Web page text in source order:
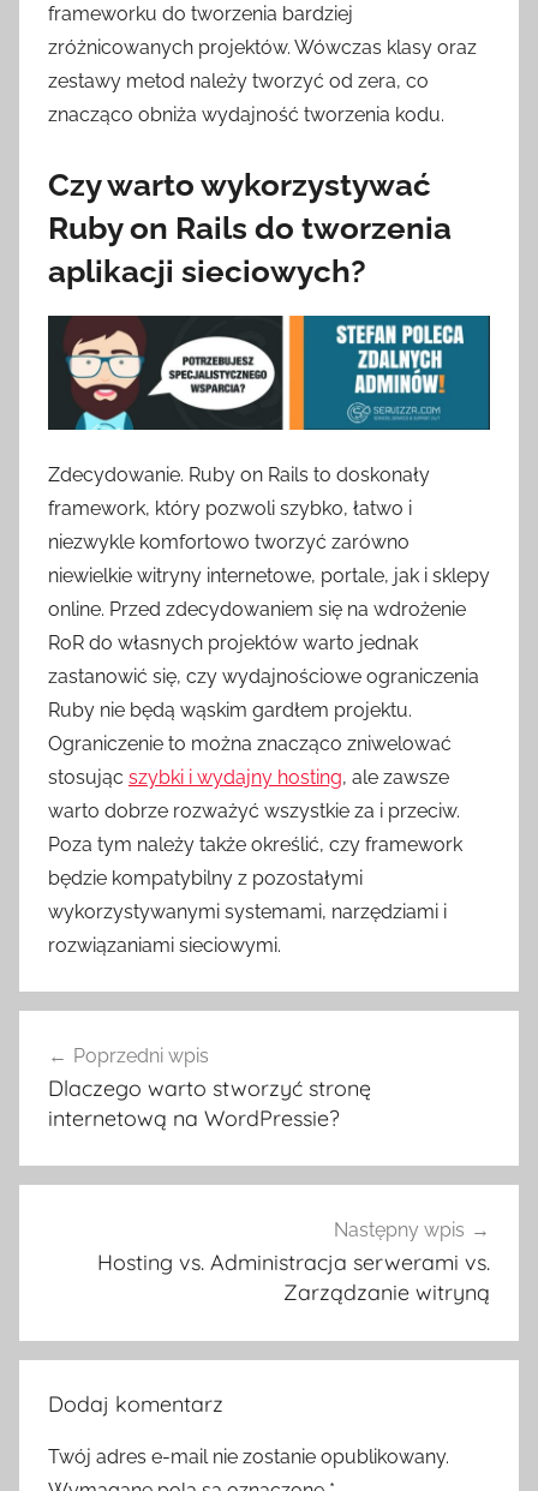
frameworku do tworzenia bardziej
zróżnicowanych projektów. Wówczas klasy oraz
zestawy metod należy tworzyć od zera, co
znacząco obniża wydajność tworzenia kodu.
Czy warto wykorzystywać
Ruby on Rails do tworzenia
aplikacji sieciowych?
Zdecydowanie. Ruby on Rails to doskonały
framework, który pozwoli szybko, łatwo i
niezwykle komfortowo tworzyć zarówno
niewielkie witryny internetowe, portale, jak i sklepy
online. Przed zdecydowaniem się na wdrożenie
RoR do własnych projektów warto jednak
zastanowić się, czy wydajnościowe ograniczenia
Ruby nie będą wąskim gardłem projektu.
Ograniczenie to można znacząco zniwelować
stosując szybki i wydajny hosting, ale zawsze
warto dobrze rozważyć wszystkie za i przeciw.
Poza tym należy także określić, czy framework
będzie kompatybilny z pozostałymi
wykorzystywanymi systemami, narzędziami i
rozwiązaniami sieciowymi.
wpisu
Poprzedni wpis
Dlaczego warto stworzyć stronę
internetową na WordPressie?
Następny wpis
Hosting vs. Administracja serwerami vs.
Zarządzanie witryną
Dodaj komentarz
Twój adres e-mail nie zostanie opublikowany.